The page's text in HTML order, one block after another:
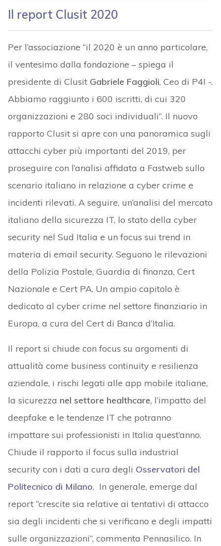
Il report Clusit 2020
Per l’associazione “il 2020 è un anno particolare,
il ventesimo dalla fondazione – spiega il
presidente di Clusit Gabriele Faggioli, Ceo di P4I -.
Abbiamo raggiunto i 600 iscritti, di cui 320
organizzazioni e 280 soci individuali”. Il nuovo
rapporto Clusit si apre con una panoramica sugli
attacchi cyber più importanti del 2019, per
proseguire con l’analisi affidata a Fastweb sullo
scenario italiano in relazione a cyber crime e
incidenti rilevati. A seguire, un’analisi del mercato
italiano della sicurezza IT, lo stato della cyber
security nel Sud Italia e un focus sui trend in
materia di email security. Seguono le rilevazioni
della Polizia Postale, Guardia di finanza, Cert
Nazionale e Cert PA. Un ampio capitolo è
dedicato al cyber crime nel settore finanziario in
Europa, a cura del Cert di Banca d’Italia.
Il report si chiude con focus su argomenti di
attualità come business continuity e resilienza
aziendale, i rischi legati alle app mobile italiane,
la sicurezza nel settore healthcare, l’impatto del
deepfake e le tendenze IT che potranno
impattare sui professionisti in Italia quest’anno.
Chiude il rapporto il focus sulla industrial
security con i dati a cura degli Osservatori del
Politecnico di Milano. In generale, emerge dal
report “crescite sia relative ai tentativi di attacco
sia degli incidenti che si verificano e degli impatti
sulle organizzazioni”, commenta Pennasilico. In